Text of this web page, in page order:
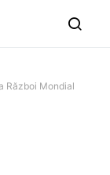
Război Mondial